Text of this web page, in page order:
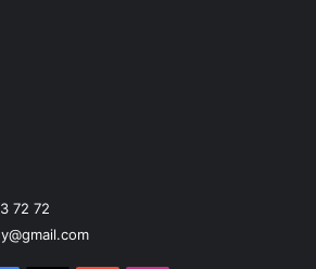
72 72